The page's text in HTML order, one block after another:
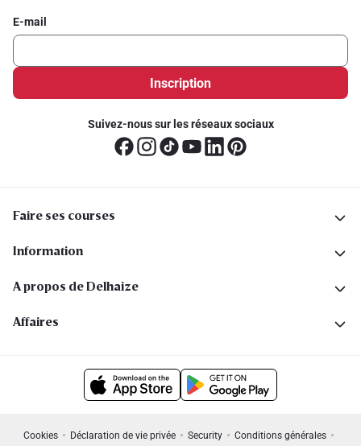
E-mail
Inscription
Suivez-nous sur les réseaux sociaux
Faire ses courses
Information
A propos de Delhaize
Affaires
Cookies Déclaration de vie privée Security
Conditions générales